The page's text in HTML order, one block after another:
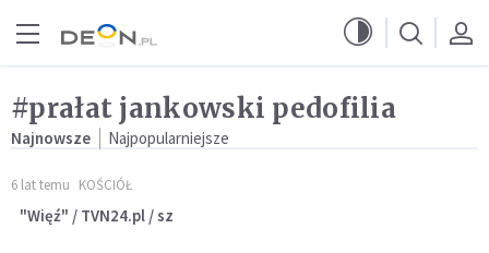
#prałat jankowski pedofilia
Najnowsze Najpopularniejsze
6 lat temu KOŚCIÓŁ
"Więź" / TVN24.pl / sz